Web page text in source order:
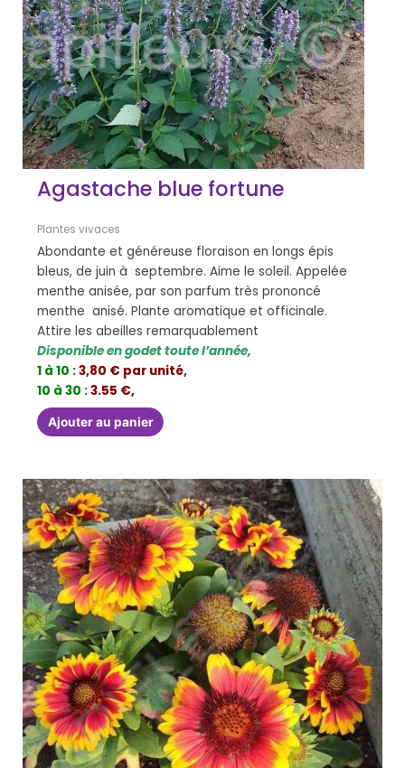
Agastache blue fortune
Plantes vivaces
Abondante et généreuse floraison en longs épis
bleus, de juin à septembre. Aime le soleil. Appelée
menthe anisée, par son parfum très prononcé
menthe anisé. Plante aromatique et officinale.
Attire les abeilles remarquablement
Disponible en godet toute l’année,
1 à 10 :3,80 € par unité,
10 à 30 :3.55 €,
Ajouter au panier